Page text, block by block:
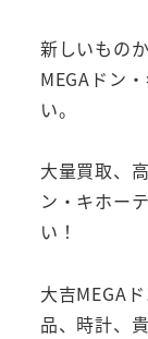
新しいもの
MEGAドン
い。
大量買取、
ン・キホー
い！
大吉MEGA
品、時計、